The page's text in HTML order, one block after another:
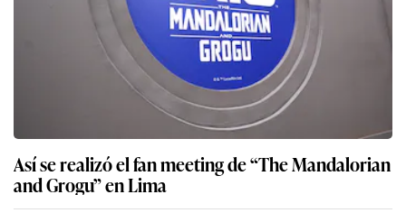
Así se realizó el fan meeting de “The Mandalorian
and Grogu” en Lima